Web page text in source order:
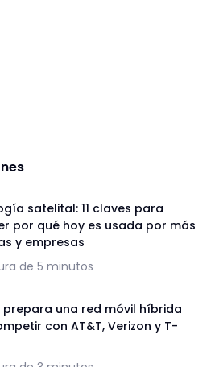
satelital: 11 claves para
por qué hoy es usada por más
y empresas
de 5 minutos
prepara una red móvil híbrida
con AT&T, Verizon y T-